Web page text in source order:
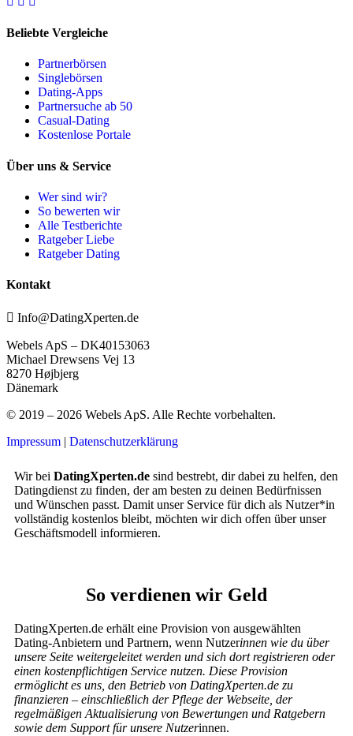
Beliebte Vergleiche
Partnerbörsen
Singlebörsen
Dating-Apps
Partnersuche ab 50
Casual-Dating
Kostenlose Portale
Über uns & Service
Wer sind wir?
So bewerten wir
Alle Testberichte
Ratgeber Liebe
Ratgeber Dating
Kontakt
Info@DatingXperten.de
Webels ApS – DK40153063
Michael Drewsens Vej 13
8270 Højbjerg
Dänemark
© 2019 – 2026 Webels ApS. Alle Rechte vorbehalten.
Impressum | Datenschutzerklärung
Wir bei DatingXperten.de sind bestrebt, dir dabei zu helfen, den
Datingdienst zu finden, der am besten zu deinen Bedürfnissen
und Wünschen passt. Damit unser Service für dich als Nutzer*in
vollständig kostenlos bleibt, möchten wir dich offen über unser
Geschäftsmodell informieren.
So verdienen wir Geld
DatingXperten.de erhält eine Provision von ausgewählten
Dating-Anbietern und Partnern, wenn Nutzerinnen wie du über
unsere Seite weitergeleitet werden und sich dort registrieren oder
einen kostenpflichtigen Service nutzen. Diese Provision
ermöglicht es uns, den Betrieb von DatingXperten.de zu
finanzieren – einschließlich der Pflege der Webseite, der
regelmäßigen Aktualisierung von Bewertungen und Ratgebern
sowie dem Support für unsere Nutzerinnen.